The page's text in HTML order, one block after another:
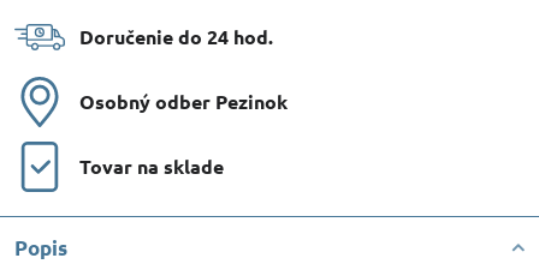
Doručenie do 24 hod​.
Osobný odber Pezinok
Tovar na sklade
Popis